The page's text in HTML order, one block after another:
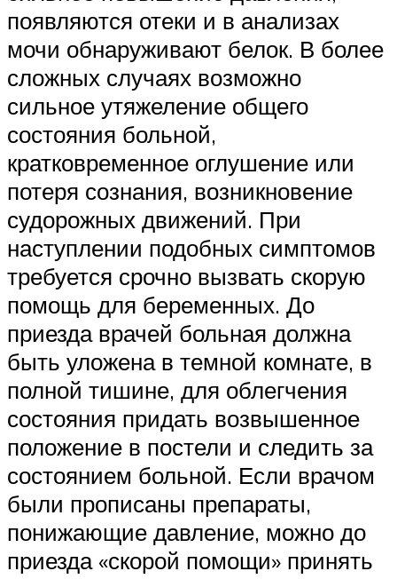
появляются отеки и в анализах
мочи обнаруживают белок. В более
сложных случаях возможно
сильное утяжеление общего
состояния больной,
кратковременное оглушение или
потеря сознания, возникновение
судорожных движений. При
наступлении подобных симптомов
требуется срочно вызвать скорую
помощь для беременных. До
приезда врачей больная должна
быть уложена в темной комнате, в
полной тишине, для облегчения
состояния придать возвышенное
положение в постели и следить за
состоянием больной. Если врачом
были прописаны препараты,
понижающие давление, можно до
приезда «скорой помощи» принять